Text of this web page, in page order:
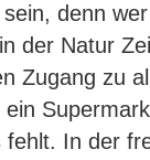
denn
der Natur
Zugang zu
In der